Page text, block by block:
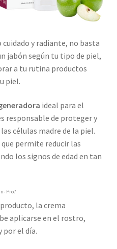
y radiante, no basta
jabón según tu tipo de piel,
a tu rutina productos
piel.
ideal para el
responsable de proteger y
células madre de la piel.
permite reducir las
los signos de edad en tan
Pro?
la crema
aplicarse en el rostro,
por el día.